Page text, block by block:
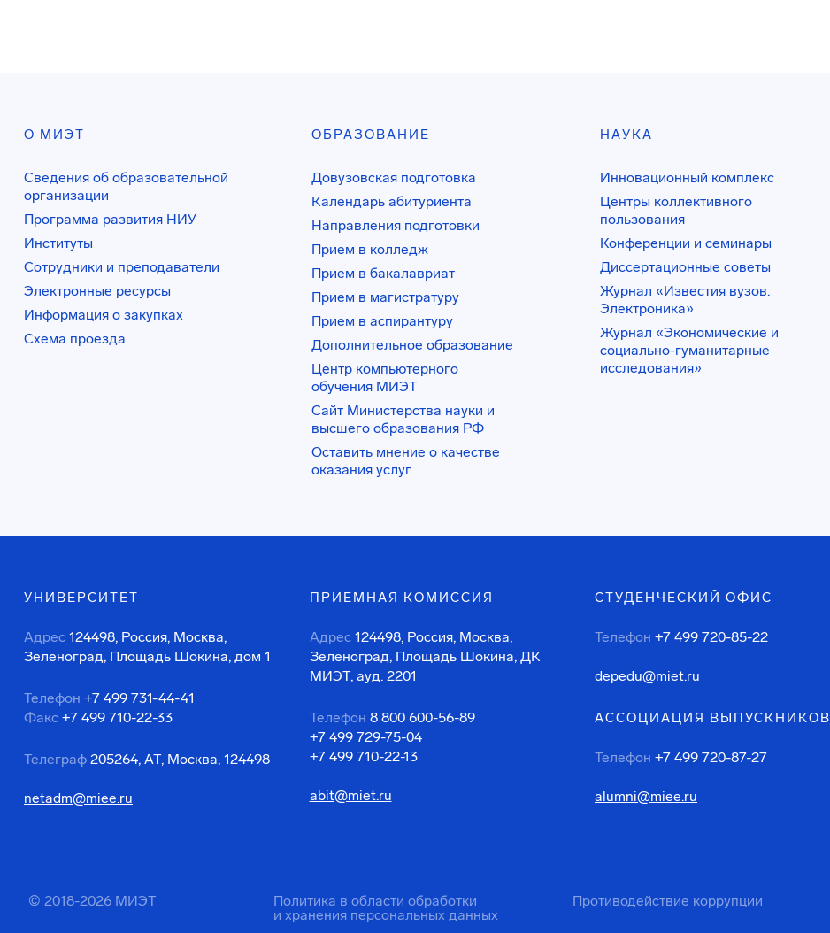
О МИЭТ
Сведения об образовательной
организации
Программа развития НИУ
Институты
Сотрудники и преподаватели
Электронные ресурсы
Информация о закупках
Схема проезда
ОБРАЗОВАНИЕ
Довузовская подготовка
Календарь абитуриента
Направления подготовки
Прием в колледж
Прием в бакалавриат
Прием в магистратуру
Прием в аспирантуру
Дополнительное образование
Центр компьютерного
обучения МИЭТ
Сайт Министерства науки и
высшего образования РФ
Оставить мнение о качестве
оказания услуг
НАУКА
Инновационный комплекс
Центры коллективного
пользования
Конференции и семинары
Диссертационные советы
Журнал «Известия вузов.
Электроника»
Журнал «Экономические и
социально-гуманитарные
исследования»
УНИВЕРСИТЕТ
Адрес 124498, Россия, Москва,
Зеленоград, Площадь Шокина, дом 1
Телефон +7 499 731-44-41
Факс +7 499 710-22-33
Телеграф 205264, АТ, Москва, 124498
netadm@miee.ru
ПРИЕМНАЯ КОМИССИЯ
Адрес 124498, Россия, Москва,
Зеленоград, Площадь Шокина, ДК
МИЭТ, ауд. 2201
Телефон 8 800 600-56-89
+7 499 729-75-04
+7 499 710-22-13
abit@miet.ru
СТУДЕНЧЕСКИЙ ОФИС
Телефон +7 499 720-85-22
depedu@miet.ru
АССОЦИАЦИЯ ВЫПУСКНИКОВ
Телефон +7 499 720-87-27
alumni@miee.ru
© 2018-2026 МИЭТ
Политика в области обработки
и хранения персональных данных
Противодействие коррупции